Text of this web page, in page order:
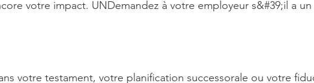
votre impact. UNDemandez à votre employeur s&#39;il a
votre testament, votre planification successorale ou votre